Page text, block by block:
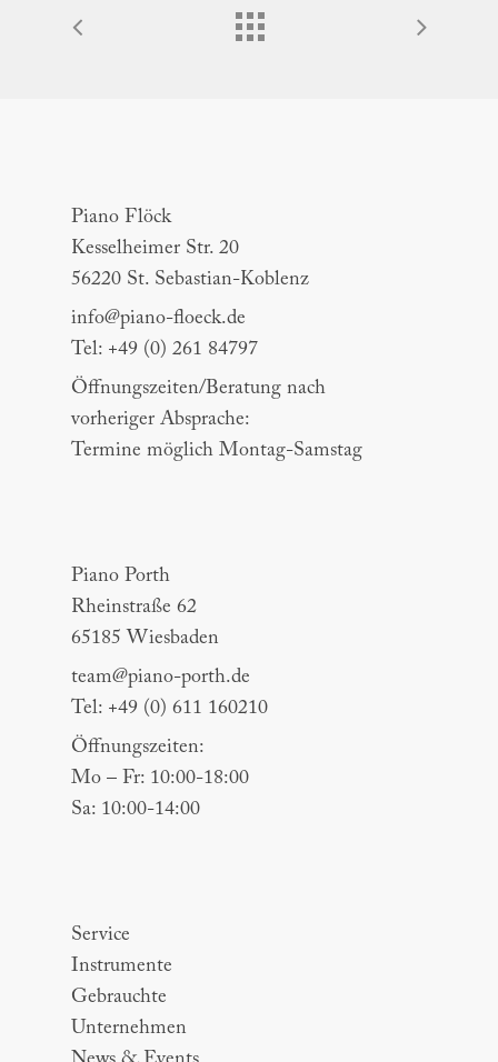
Piano Flöck
Kesselheimer Str. 20
56220 St. Sebastian-Koblenz
info@piano-floeck.de
Tel: +49 (0) 261 84797
Öffnungszeiten/Beratung nach
vorheriger Absprache:
Termine möglich Montag-Samstag
Piano Porth
Rheinstraße 62
65185 Wiesbaden
team@piano-porth.de
Tel: +49 (0) 611 160210
Öffnungszeiten:
Mo – Fr: 10:00-18:00
Sa: 10:00-14:00
Service
Instrumente
Gebrauchte
Unternehmen